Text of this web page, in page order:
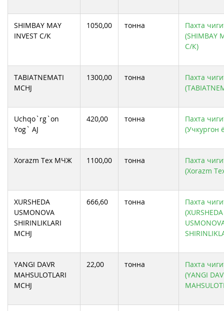
SHIMBAY MAY
INVEST С/К
1050,00 тонна
Пахта
(SHIMBAY
С/К)
TABIATNEMATI
MCHJ
1300,00 тонна
Пахта
Uchqo`rg`on
Yog` AJ
420,00 тонна
Пахта
(Учкургон
Xorazm Tex МЧЖ 1100,00 тонна
Пахта
(Xorazm
XURSHEDA
USMONOVA
SHIRINLIKLARI
MCHJ
666,60 тонна
Пахта
(XURSHEDA
YANGI DAVR
MAHSULOTLARI
MCHJ
22,00 тонна
Пахта
(YANGI